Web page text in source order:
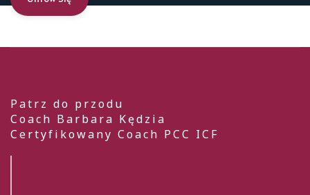
Patrz do przodu
Coach Barbara Kędzia
Certyfikowany Coach PCC ICF